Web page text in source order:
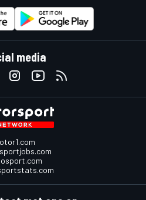
media